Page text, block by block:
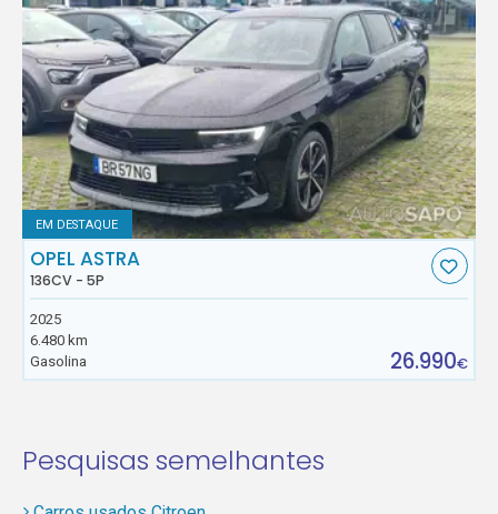
EM DESTAQUE
OPEL ASTRA
136CV - 5P
2025
6.480 km
Gasolina
26.990€
Pesquisas semelhantes